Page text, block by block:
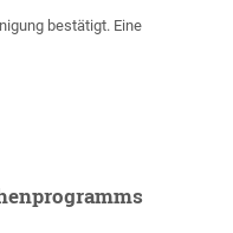
bestätigt. Eine